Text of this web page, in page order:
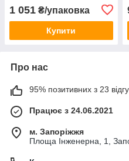
1 051 ₴/упаковка
Купити
Про нас
95% позитивних з 23
Працює з 24.06.2021
м. Запоріжжя
Площа Інженерна, 1,